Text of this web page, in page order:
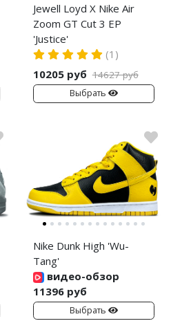
Jewell Loyd X Nike Air
Zoom GT Cut 3 EP
'Justice'
(1)
10205 руб 14627 руб
Выбрать
Nike Dunk High 'Wu-
Tang'
видео-обзор
11396 руб
Выбрать